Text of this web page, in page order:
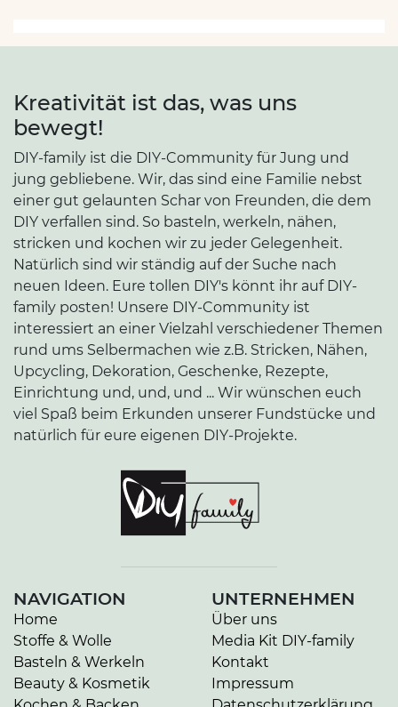
Kreativität ist das, was uns
bewegt!
DIY-family ist die DIY-Community für Jung und
jung gebliebene. Wir, das sind eine Familie nebst
einer gut gelaunten Schar von Freunden, die dem
DIY verfallen sind. So basteln, werkeln, nähen,
stricken und kochen wir zu jeder Gelegenheit.
Natürlich sind wir ständig auf der Suche nach
neuen Ideen. Eure tollen DIY's könnt ihr auf DIY-
family posten! Unsere DIY-Community ist
interessiert an einer Vielzahl verschiedener Themen
rund ums Selbermachen wie z.B. Stricken, Nähen,
Upcycling, Dekoration, Geschenke, Rezepte,
Einrichtung und, und, und ... Wir wünschen euch
viel Spaß beim Erkunden unserer Fundstücke und
natürlich für eure eigenen DIY-Projekte.
NAVIGATION
Home
Stoffe & Wolle
Basteln & Werkeln
Beauty & Kosmetik
UNTERNEHMEN
Über uns
Media Kit DIY-family
Kontakt
Impressum